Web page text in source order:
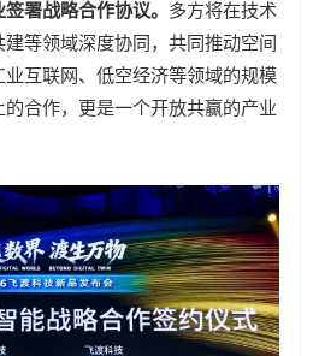
署战略合作协议。 多方将在技术
等领域深度协同，共同推动空间
互联网、低空经济等领域的规模
合作，更是一个开放共赢的产业